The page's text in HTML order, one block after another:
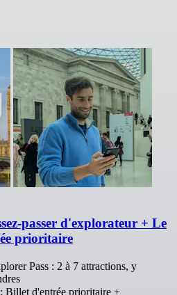
passer d'explorateur + Le
prioritaire
Pass : 2 à 7 attractions, y
Billet d'entrée prioritaire +